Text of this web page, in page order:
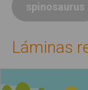
spinosaurus
Láminas